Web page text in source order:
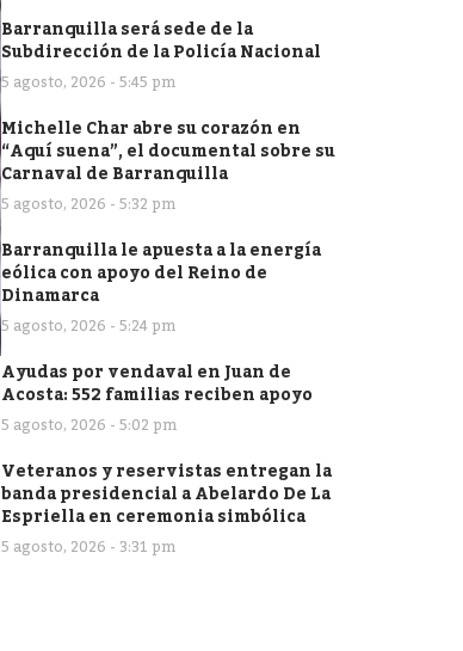
Barranquilla será sede de la
Subdirección de la Policía Nacional
5 agosto, 2026 - 5:45 pm
Michelle Char abre su corazón en
“Aquí suena”, el documental sobre su
Carnaval de Barranquilla
5 agosto, 2026 - 5:32 pm
Barranquilla le apuesta a la energía
eólica con apoyo del Reino de
Dinamarca
5 agosto, 2026 - 5:24 pm
Ayudas por vendaval en Juan de
Acosta: 552 familias reciben apoyo
5 agosto, 2026 - 5:02 pm
Veteranos y reservistas entregan la
banda presidencial a Abelardo De La
Espriella en ceremonia simbólica
5 agosto, 2026 - 3:31 pm